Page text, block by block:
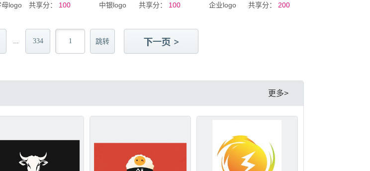
母logo 共享分： 100 中银logo 共享分： 100 企业logo 共享分： 200
… 334
更多>